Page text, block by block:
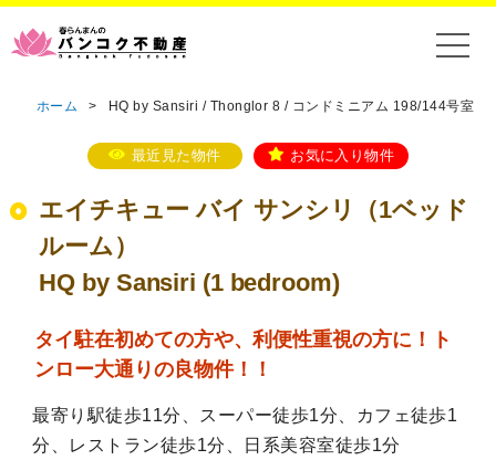
ホーム > HQ by Sansiri / Thonglor 8 / コンドミニアム 198/144号室
最近見た物件 お気に入り物件
エイチキュー バイ サンシリ（1ベッド
ルーム）
HQ by Sansiri (1 bedroom)
タイ駐在初めての方や、利便性重視の方に！ト
ンロー大通りの良物件！！
最寄り駅徒歩11分、スーパー徒歩1分、カフェ徒歩1
分、レストラン徒歩1分、日系美容室徒歩1分